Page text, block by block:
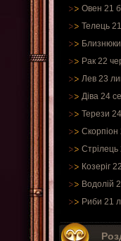
Овен 21
Телець
Рак 22
Лев 23
Діва 24
Терези
Стрілець
Козеріг
Водолій
Риби 21